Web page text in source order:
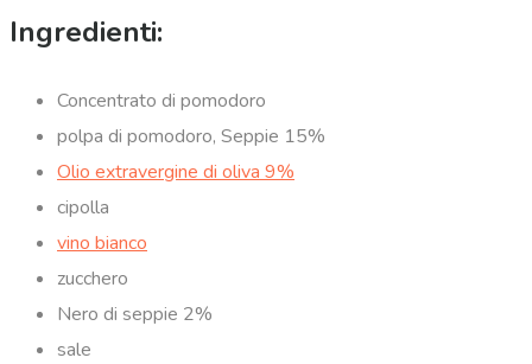
Ingredienti:
Concentrato di pomodoro
polpa di pomodoro, Seppie 15%
Olio extravergine di oliva 9%
cipolla
vino bianco
zucchero
Nero di seppie 2%
sale